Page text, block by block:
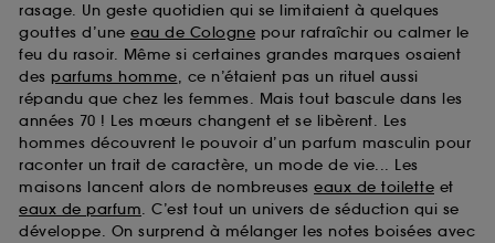
rasage. Un geste quotidien qui se limitaient à quelques
gouttes d’une eau de Cologne pour rafraîchir ou calmer le
feu du rasoir. Même si certaines grandes marques osaient
des parfums homme, ce n’étaient pas un rituel aussi
répandu que chez les femmes. Mais tout bascule dans les
années 70 ! Les mœurs changent et se libèrent. Les
hommes découvrent le pouvoir d’un parfum masculin pour
raconter un trait de caractère, un mode de vie... Les
maisons lancent alors de nombreuses eaux de toilette et
eaux de parfum. C’est tout un univers de séduction qui se
développe. On surprend à mélanger les notes boisées avec